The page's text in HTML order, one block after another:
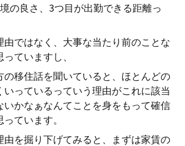
の良さ、3つ目が出勤できる距離っ
由ではなく、大事な当たり前のことな
ていますし、
の移住話を聞いていると、ほとんどの
いっているっていう理由がこれに該当
いかなぁなんてことを身をもって確信
ています。
由を掘り下げてみると、まずは家賃の